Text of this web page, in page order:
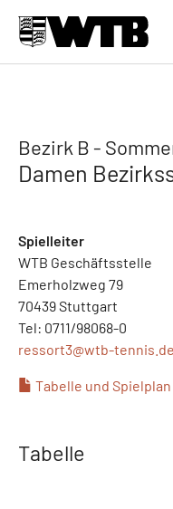
Bezirk B -
Damen
Spielleiter
WTB Geschäftsstelle
Emerholzweg 79
70439 Stuttgart
Tel: 0711/98068-0
ressort3@wtb-tennis.de
Tabelle und Spielplan
Tabelle